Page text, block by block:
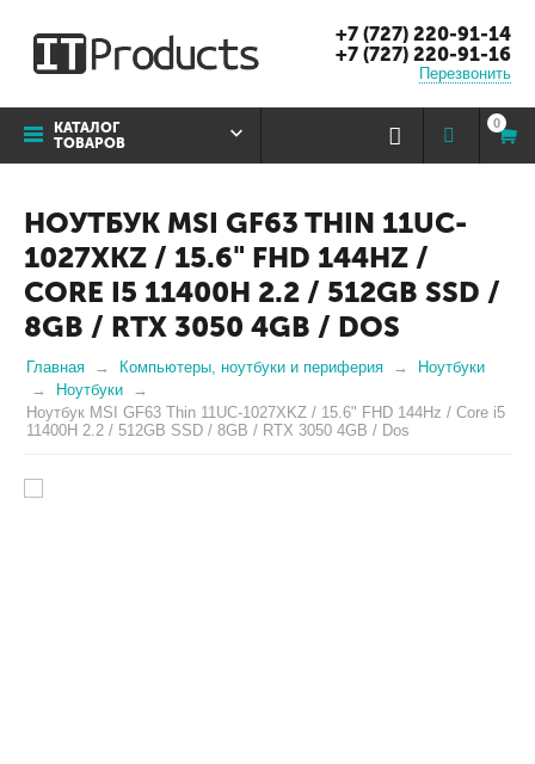
+7 (727) 220-91-14
+7 (727) 220-91-16
Перезвонить
КАТАЛОГ
ТОВАРОВ
0
НОУТБУК MSI GF63 THIN 11UC-
1027XKZ / 15.6" FHD 144HZ /
CORE I5 11400H 2.2 / 512GB SSD /
8GB / RTX 3050 4GB / DOS
Главная Компьютеры, ноутбуки и периферия
Ноутбуки
Ноутбуки
Ноутбук MSI GF63 Thin 11UC-1027XKZ / 15.6" FHD 144Hz / Core i5
11400H 2.2 / 512GB SSD / 8GB / RTX 3050 4GB / Dos